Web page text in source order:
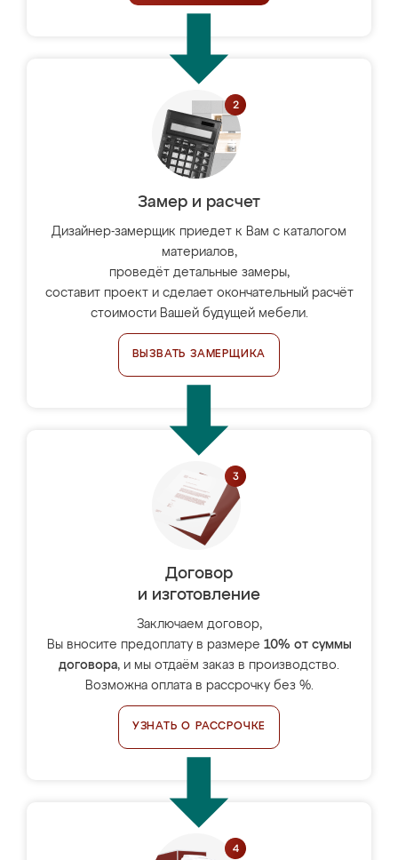
Замер и расчет
Дизайнер-замерщик приедет к Вам с каталогом
материалов,
проведёт детальные замеры,
составит проект и сделает окончательный расчёт
стоимости Вашей будущей мебели.
ВЫЗВАТЬ ЗАМЕРЩИКА
Договор
и изготовление
Заключаем договор,
Вы вносите предоплату в размере 10% от суммы
договора, и мы отдаём заказ в производство.
Возможна оплата в рассрочку без %.
УЗНАТЬ О РАССРОЧКЕ